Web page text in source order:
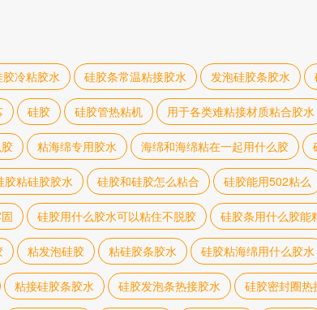
胶冷粘胶水 硅胶条常温粘接胶水 发泡硅胶条胶水
硅胶 硅胶管热粘机 用于各类难粘接材质粘合胶水
粘海绵专用胶水 海绵和海绵粘在一起用什么胶
胶粘硅胶胶水 硅胶和硅胶怎么粘合 硅胶能用502粘么
硅胶用什么胶水可以粘住不脱胶 硅胶条用什么胶能
粘发泡硅胶 粘硅胶条胶水 硅胶粘海绵用什么胶水
粘接硅胶条胶水 硅胶发泡条热接胶水 硅胶密封圈热